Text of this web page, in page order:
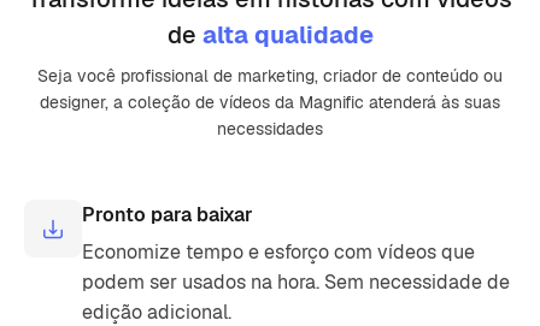
de alta qualidade
Seja você profissional de marketing, criador de conteúdo ou
designer, a coleção de vídeos da Magnific atenderá às suas
necessidades
Pronto para baixar
Economize tempo e esforço com vídeos que
podem ser usados ​​na hora. Sem necessidade de
edição adicional.